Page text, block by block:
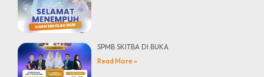
SPMB SKITBA DI BUKA
Read More »